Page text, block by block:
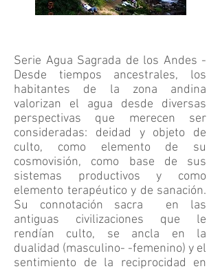
Serie Agua Sagrada de los Andes -
Desde tiempos ancestrales, los
habitantes de la zona andina
valorizan el agua desde diversas
perspectivas que merecen ser
consideradas: deidad y objeto de
culto, como elemento de su
cosmovisión, como base de sus
sistemas productivos y como
elemento terapéutico y de sanación.
Su connotación sacra en las
antiguas civilizaciones que le
rendían culto, se ancla en la
dualidad (masculino- -femenino) y el
sentimiento de la reciprocidad en